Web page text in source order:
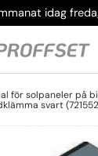
idag
för solpaneler på
svart